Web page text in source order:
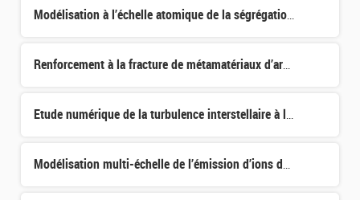
Modélisation à l’échelle atomique de la ségrégation induite par l’irradiation dans les alliages Zr(Nb)
Renforcement à la fracture de métamatériaux d’architecture aléatoire par des hétérogénéités de structure
Etude numérique de la turbulence interstellaire à l'heure de l'exascale
Modélisation multi-échelle de l’émission d’ions de terres rares à partir de liquides ioniques sous champ